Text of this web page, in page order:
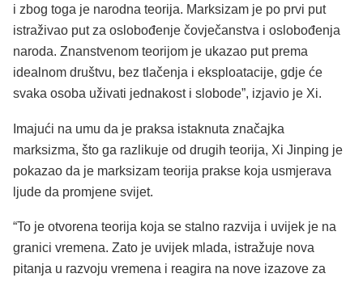
i zbog toga je narodna teorija. Marksizam je po prvi put
istraživao put za oslobođenje čovječanstva i oslobođenja
naroda. Znanstvenom teorijom je ukazao put prema
idealnom društvu, bez tlačenja i eksploatacije, gdje će
svaka osoba uživati jednakost i slobode”, izjavio je Xi.
Imajući na umu da je praksa istaknuta značajka
marksizma, što ga razlikuje od drugih teorija, Xi Jinping je
pokazao da je marksizam teorija prakse koja usmjerava
ljude da promjene svijet.
“To je otvorena teorija koja se stalno razvija i uvijek je na
granici vremena. Zato je uvijek mlada, istražuje nova
pitanja u razvoju vremena i reagira na nove izazove za